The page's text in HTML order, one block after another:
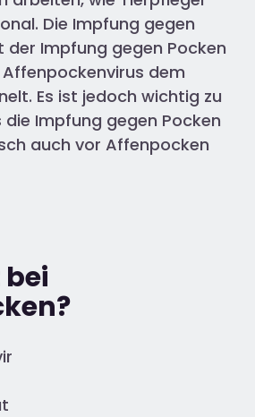
Die Impfung gegen
Impfung gegen Pocken
dem
Es ist jedoch wichtig zu
Impfung gegen Pocken
auch vor Affenpocken